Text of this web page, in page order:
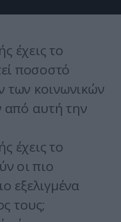
έχεις το
ποσοστό
των κοινωνικών
αυτή την
έχεις το
οι πιο
εξελιγμένα
τους;